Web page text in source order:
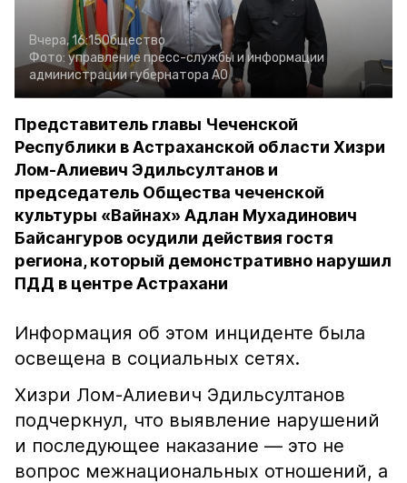
Вчера, 16:15Общество
Фото: управление пресс-службы и информации
администрации губернатора АО
Представитель главы Чеченской
Республики в Астраханской области Хизри
Лом-Алиевич Эдильсултанов и
председатель Общества чеченской
культуры «Вайнах» Адлан Мухадинович
Байсангуров осудили действия гостя
региона, который демонстративно нарушил
ПДД в центре Астрахани
Информация об этом инциденте была
освещена в социальных сетях.
Хизри Лом-Алиевич Эдильсултанов
подчеркнул, что выявление нарушений
и последующее наказание — это не
вопрос межнациональных отношений, а